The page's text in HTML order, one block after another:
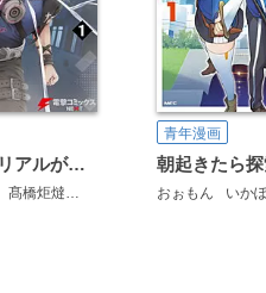
チュートリアルが始まる前に
髙橋炬燵 カカオ・ランタン
青年漫画
おぉもん いか